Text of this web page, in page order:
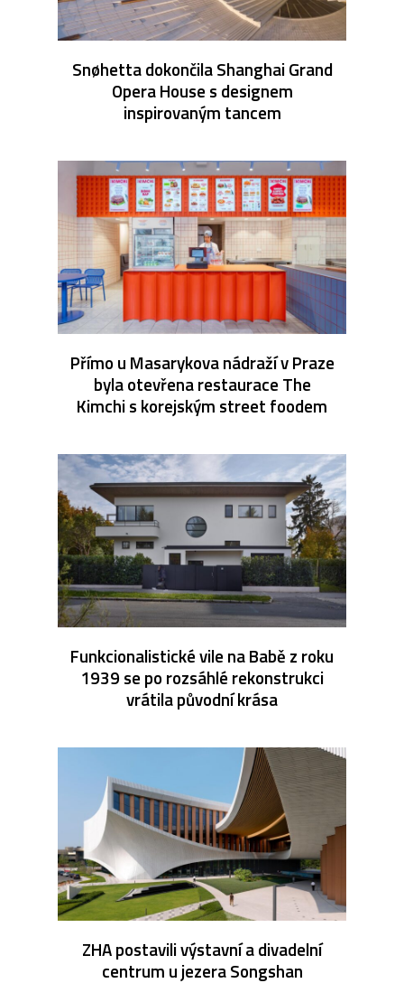
Snøhetta dokončila Shanghai Grand
Opera House s designem
inspirovaným tancem
Přímo u Masarykova nádraží v Praze
byla otevřena restaurace The
Kimchi s korejským street foodem
Funkcionalistické vile na Babě z roku
1939 se po rozsáhlé rekonstrukci
vrátila původní krása
ZHA postavili výstavní a divadelní
centrum u jezera Songshan